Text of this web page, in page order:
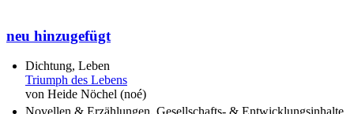
neu hinzugefügt
Dichtung, Leben
Triumph des Lebens
von Heide Nöchel (noé)